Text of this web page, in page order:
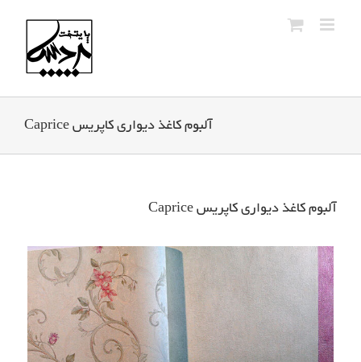
آلبوم کاغذ دیواری کاپریس Caprice
آلبوم کاغذ دیواری کاپریس Caprice